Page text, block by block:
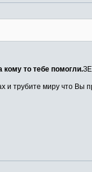
кому то тебе помогли.
и трубите миру что Вы